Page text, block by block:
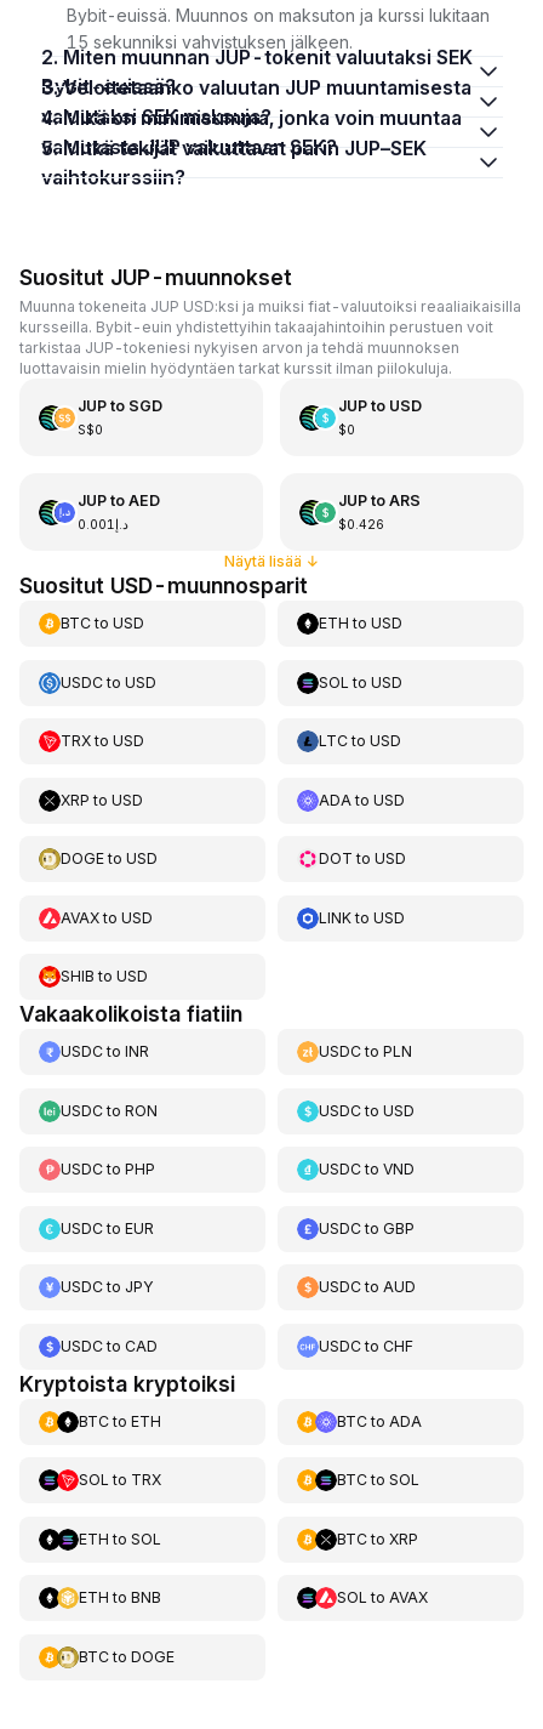
Bybit-euissä. Muunnos on maksuton ja kurssi lukitaan
15 sekunniksi vahvistuksen jälkeen.
2. Miten muunnan JUP-tokenit valuutaksi SEK
Bybit-euissä?
3. Veloitetaanko valuutan JUP muuntamisesta
valuutaksi SEK maksuja?
4. Mikä on minimisumma, jonka voin muuntaa
valuutasta JUP valuuttaan SEK?
5. Mitkä tekijät vaikuttavat parin JUP–SEK
vaihtokurssiin?
Suositut JUP-muunnokset
Muunna tokeneita JUP USD:ksi ja muiksi fiat-valuutoiksi reaaliaikaisilla
kursseilla. Bybit-euin yhdistettyihin takaajahintoihin perustuen voit
tarkistaa JUP-tokeniesi nykyisen arvon ja tehdä muunnoksen
luottavaisin mielin hyödyntäen tarkat kurssit ilman piilokuluja.
JUPto SGD
S$0
JUPto USD
$0
JUPto AED
د.إ0.001
JUPto ARS
$0.426
Näytä lisää ↓
Suositut USD-muunnosparit
BTCto USD ETH toUSD
USDCto USD SOL toUSD
TRXto USD LTCtoUSD
XRP to USD ADA toUSD
DOGEto USD DOT toUSD
AVAXto USD LINKtoUSD
SHIB to USD
Vakaakolikoista fiatiin
USDCto INR USDCtoPLN
USDCto RON USDCtoUSD
USDCto PHP USDCtoVND
USDCto EUR USDCtoGBP
USDCto JPY USDCtoAUD
USDCto CAD USDCtoCHF
Kryptoista kryptoiksi
BTCto ETH BTCto ADA
SOL to TRX BTCto SOL
ETH to SOL BTCto XRP
ETH to BNB SOL to AVAX
BTCto DOGE